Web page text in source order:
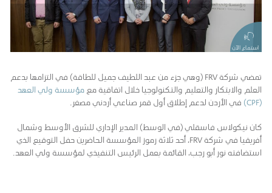
استماع الآن
تمضي شركة FRV (وهي جزء من عبد اللطيف جميل للطاقة) في التزامها بدعم
العلم والابتكار والتعليم والتكنولوجيا خلال اتفاقية مع مؤسسة ولي العهد
(CPF)
في الأردن لدعم إطلاق أول قمر صناعي أردني مصغر.
كان نيكولاس فاسقلي (في الوسط) المدير الإداري للشرق الأوسط وشمال
أفريقيا في شركة FRV، أحد ثلاثة رموز المؤسسة الحاضرين حفل التوقيع الذي
استضافته نور أبو رجب، القائمة بعمل الرئيس التنفيذي لمؤسسة ولي العهد.